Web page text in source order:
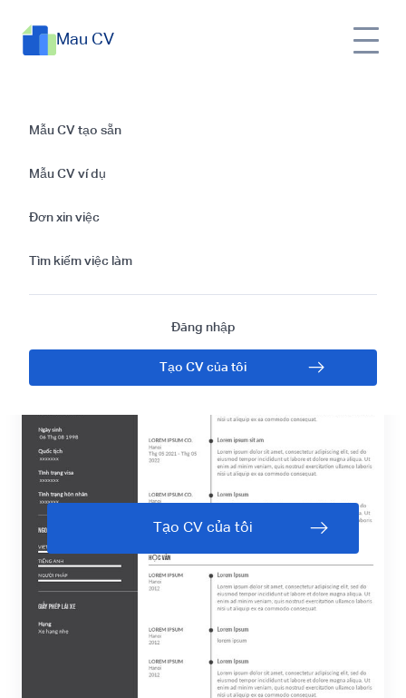
Mau CV
Mẫu CV tạo sẵn
Mẫu CV ví dụ
Đơn xin việc
Tìm kiếm việc làm
Đăng nhập
Tạo CV của tôi
Hướng dẫn chi tiết
viết mẫu CV bằng
tiếng Swahili
Tạo CV của tôi